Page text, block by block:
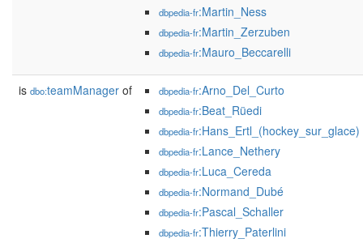
dbpedia-fr:Martin_Ness
dbpedia-fr:Martin_Zerzuben
dbpedia-fr:Mauro_Beccarelli
is dbo:teamManager of dbpedia-fr:Arno_Del_Curto
dbpedia-fr:Beat_Rüedi
dbpedia-fr:Hans_Ertl_(hockey_sur_glace)
dbpedia-fr:Lance_Nethery
dbpedia-fr:Luca_Cereda
dbpedia-fr:Normand_Dubé
dbpedia-fr:Pascal_Schaller
dbpedia-fr:Thierry_Paterlini